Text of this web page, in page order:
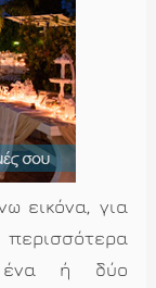
εικόνα, για
ένα ή δύο